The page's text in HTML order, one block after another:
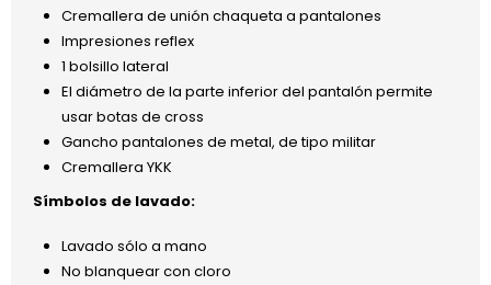
Cremallera de unión chaqueta a pantalones
Impresiones reflex
1 bolsillo lateral
El diámetro de la parte inferior del pantalón permite
usar botas de cross
Gancho pantalones de metal, de tipo militar
Cremallera YKK
Símbolos de lavado:
Lavado sólo a mano
No blanquear con cloro